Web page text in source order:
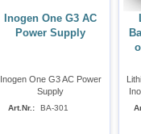
Inogen One G3 AC
Power Supply
Inogen One G3 AC Power
Supply
Art.Nr.: BA-301